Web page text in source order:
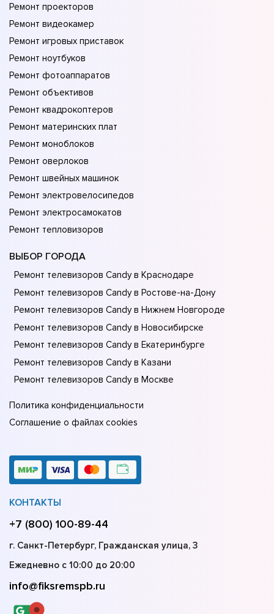
Ремонт проекторов
Ремонт видеокамер
Ремонт игровых приставок
Ремонт ноутбуков
Ремонт фотоаппаратов
Ремонт объективов
Ремонт квадрокоптеров
Ремонт материнских плат
Ремонт моноблоков
Ремонт оверлоков
Ремонт швейных машинок
Ремонт электровелосипедов
Ремонт электросамокатов
Ремонт тепловизоров
ВЫБОР ГОРОДА
Ремонт телевизоров Candy в Краснодаре
Ремонт телевизоров Candy в Ростове-на-Донy
Ремонт телевизоров Candy в Нижнем Новгороде
Ремонт телевизоров Candy в Новосибирске
Ремонт телевизоров Candy в Екатеринбурге
Ремонт телевизоров Candy в Казани
Ремонт телевизоров Candy в Москве
Политика конфиденциальности
Соглашение о файлах cookies
КОНТАКТЫ
+7 (800) 100-89-44
г. Санкт-Петербург, Гражданская улица, 3
Ежедневно с 10:00 до 20:00
info@fiksremspb.ru